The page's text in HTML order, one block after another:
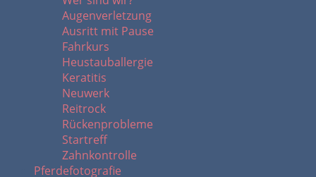
Augenverletzung
Ausritt mit Pause
Fahrkurs
Heustauballergie
Keratitis
Neuwerk
Reitrock
Rückenprobleme
Startreff
Zahnkontrolle
Pferdefotografie